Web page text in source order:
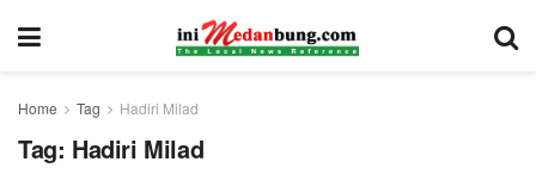
Home Tag Hadiri Milad
Tag: Hadiri Milad